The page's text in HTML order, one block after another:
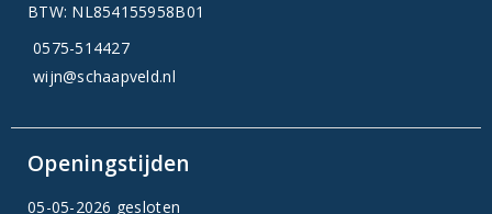
BTW: NL854155958B01
0575-514427
wijn@schaapveld.nl
Openingstijden
05-05-2026 gesloten